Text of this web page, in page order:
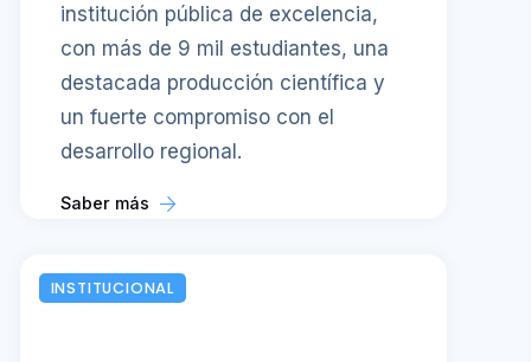
institución pública de excelencia,
con más de 9 mil estudiantes, una
destacada producción científica y
un fuerte compromiso con el
desarrollo regional.
Saber más
INSTITUCIONAL